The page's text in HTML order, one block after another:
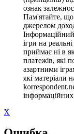
ознак
Пам'ятайте, що
джерелом
ігри на
приймає ні в
платежів, які
азартними
які матеріали
інформаційних
X